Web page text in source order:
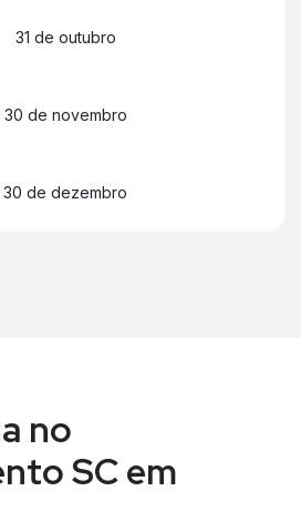
31 de outubro
30 de novembro
30 de dezembro
no
SC em